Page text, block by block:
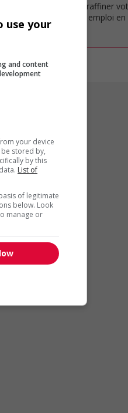
nos outils pour raffiner
profil d'intérêt en emploi en
et transport
/ Offres de services
/ Manutention
/ Sciences
humaines
use your
and content
your device
stored by,
by this
List of
of legitimate
below. Look
manage or